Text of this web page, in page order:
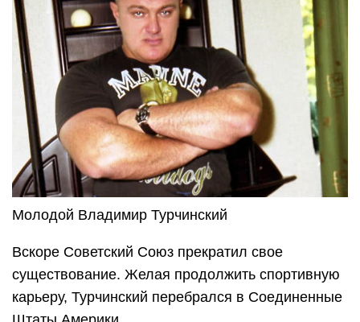
Молодой Владимир Турчинский
Вскоре Советский Союз прекратил свое
существование. Желая продолжить спортивную
карьеру, Турчинский перебрался в Соединенные